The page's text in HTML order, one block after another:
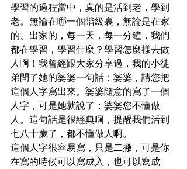
學習的過程當中，真的是活到老，學到
老。無論在哪一個階級裏，無論是在家
的、出家的，每一天，每一分鐘，我們
都在學習，學習什麼？學習怎麼樣去做
人啊！我曾經跟大家分享過，我的小徒
弟問了她的婆婆一句話：婆婆，請您把
這個人字寫出來。婆婆隨意的寫了一個
人字，可是她就說了：婆婆您不懂做
人。這句話是很經典啊，提醒我們活到
七八十歲了，都不懂做人啊。
這個人字很容易寫，只是二撇，可是你
在寫的時候可以寫成入，也可以寫成